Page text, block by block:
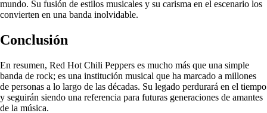
mundo. Su fusión de estilos musicales y su carisma en el escenario los
convierten en una banda inolvidable.
Conclusión
En resumen, Red Hot Chili Peppers es mucho más que una simple
banda de rock; es una institución musical que ha marcado a millones
de personas a lo largo de las décadas. Su legado perdurará en el tiempo
y seguirán siendo una referencia para futuras generaciones de amantes
de la música.